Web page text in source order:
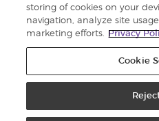
storing of cookies on your
navigation, analyze site
marketing efforts.
Privacy
Cookie